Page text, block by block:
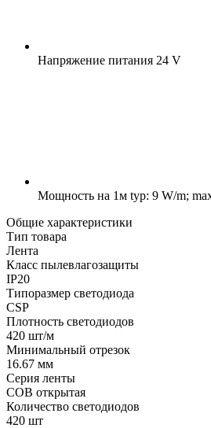
Напряжение питания 24 V
Мощность на 1м typ: 9 W/m;
Общие характеристики
Тип товара
Лента
Класс пылевлагозащиты
IP20
Типоразмер светодиода
CSP
Плотность светодиодов
420 шт/м
Минимальный отрезок
16.67 мм
Серия ленты
COB открытая
Количество светодиодов
420 шт